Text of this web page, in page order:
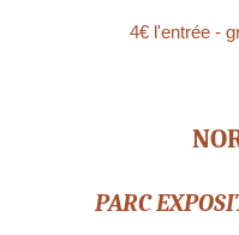
4€ l'entrée -
PARC